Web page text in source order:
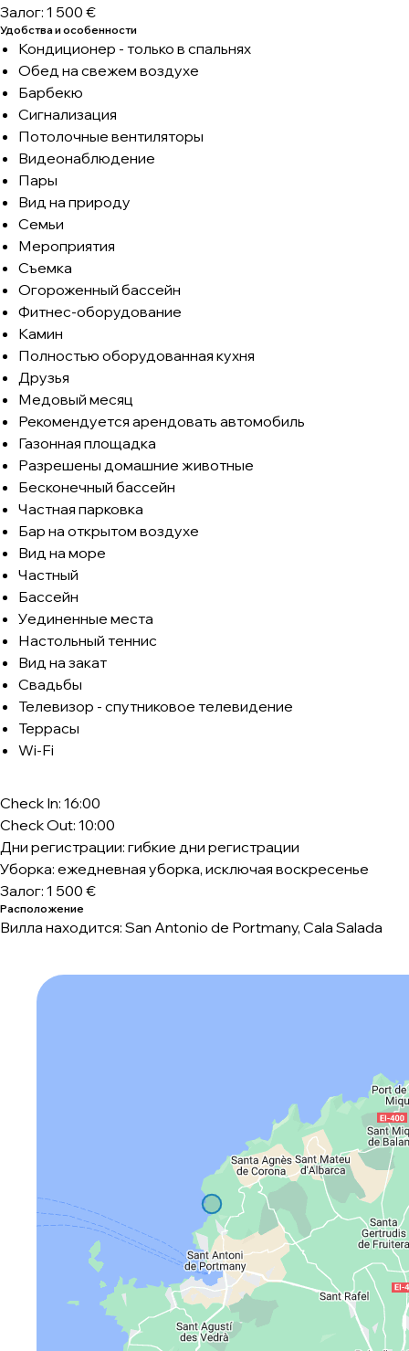
Залог: 1 500 €
Удобства и особенности
Кондиционер - только в спальнях
Обед на свежем воздухе
Барбекю
Сигнализация
Потолочные вентиляторы
Видеонаблюдение
Пары
Вид на природу
Семьи
Мероприятия
Съемка
Огороженный бассейн
Фитнес-оборудование
Камин
Полностью оборудованная кухня
Друзья
Медовый месяц
Рекомендуется арендовать автомобиль
Газонная площадка
Разрешены домашние животные
Бесконечный бассейн
Частная парковка
Бар на открытом воздухе
Вид на море
Частный
Бассейн
Уединенные места
Настольный теннис
Вид на закат
Свадьбы
Телевизор - спутниковое телевидение
Террасы
Wi-Fi
Check In: 16:00
Check Out: 10:00
Дни регистрации: гибкие дни регистрации
Уборка: ежедневная уборка, исключая воскресенье
Залог: 1 500 €
Расположение
Вилла находится: San Antonio de Portmany, Cala Salada